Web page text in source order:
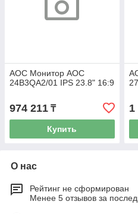
AOC Монитор AOC
24B3QA2/01 IPS 23.8" 16:9
974 211 ₸
Купить
1
О нас
Рейтинг не сформирован
Менее 5 отзывов за